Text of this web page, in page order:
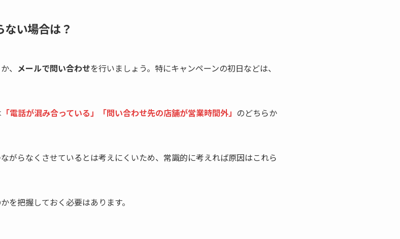
い場合は？
か、 メールで問い合わせを行いましょう。特にキャンペーンの初日などは、
「電話が混み合っている」「問い合わせ先の店舗が営業時間外」 のどちらか
がらなくさせているとは考えにくいため、常識的に考えれば原因はこれら
を把握しておく必要はあります。